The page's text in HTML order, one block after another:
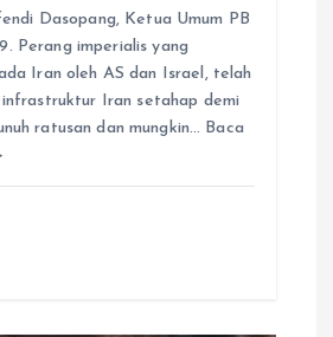
Dasopang, Ketua Umum PB
Perang imperialis yang
Iran oleh AS dan Israel, telah
infrastruktur Iran setahap demi
ratusan dan mungkin… Baca